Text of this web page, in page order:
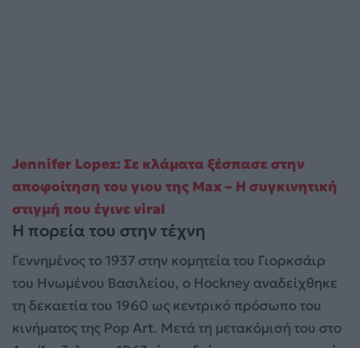
Jennifer Lopez: Σε κλάματα ξέσπασε στην
αποφοίτηση του γιου της Max – Η συγκινητική
στιγμή που έγινε viral
Η πορεία του στην τέχνη
Γεννημένος το 1937 στην κομητεία του Γιορκσάιρ
του Ηνωμένου Βασιλείου, ο Hockney αναδείχθηκε
τη δεκαετία του 1960 ως κεντρικό πρόσωπο του
κινήματος της Pop Art. Μετά τη μετακόμισή του στο